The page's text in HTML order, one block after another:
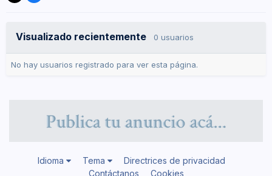
Visualizado recientemente 0 usuarios
No hay usuarios registrado para ver esta página.
Idioma Tema
Directrices de privacidad
Contáctanos
Cookies